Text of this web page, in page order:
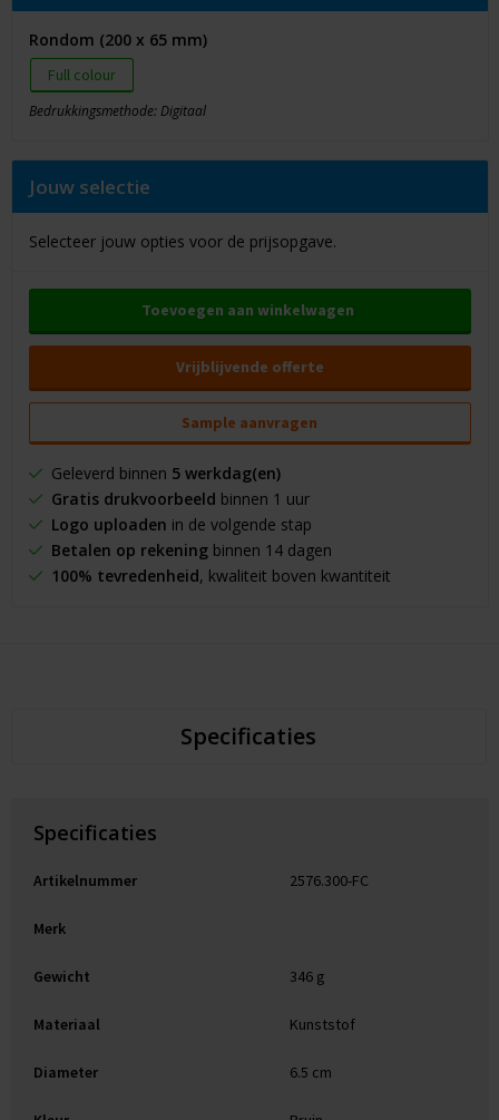
Rondom (200 x 65 mm)
Full colour
Bedrukkingsmethode: Digitaal
Jouw selectie
Selecteer jouw opties voor de prijsopgave.
Toevoegen aan winkelwagen
Vrijblijvende offerte
Sample aanvragen
Geleverd binnen 5 werkdag(en)
Gratis drukvoorbeeld binnen 1 uur
Logo uploaden in de volgende stap
Betalen op rekeningbinnen 14 dagen
100% tevredenheid, kwaliteit boven kwantiteit
Specificaties
Specificaties
Artikelnummer 2576.300-FC
Merk
Gewicht 346 g
Materiaal Kunststof
Diameter 6.5 cm